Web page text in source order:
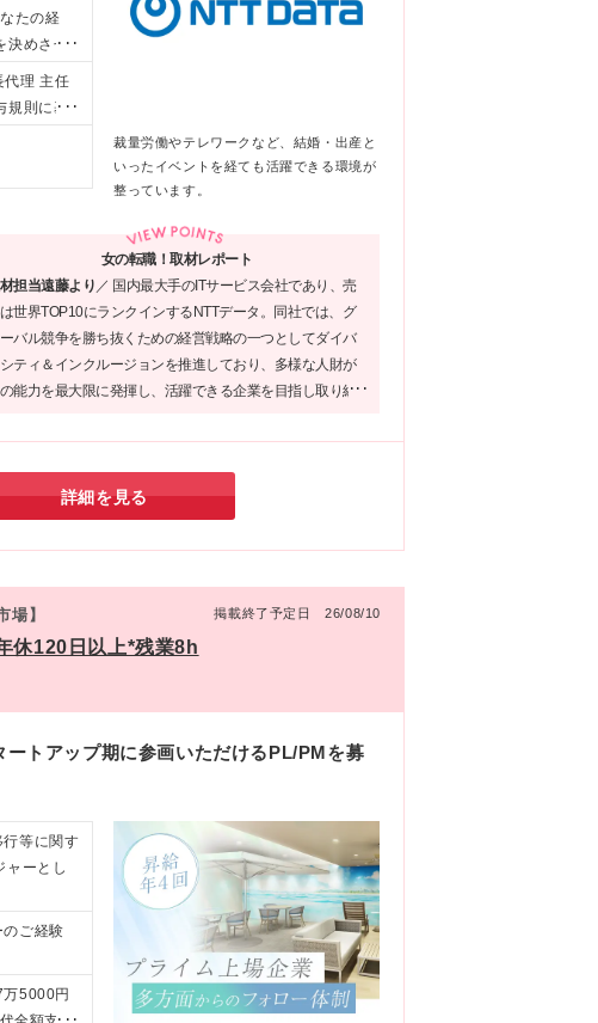
たの経
決めさせ
ション
すの
代理 主任
規則に基
裁量労働やテレワークなど、結婚・出産と
いったイベントを経ても活躍できる環境が
整っています。
女の転職！取材レポート
担当遠藤より ／ 国内最大手のITサービス会社であり、売
世界TOP10にランクインするNTTデータ。同社では、グ
バル競争を勝ち抜くための経営戦略の一つとしてダイバ
ティ＆インクルージョンを推進しており、多様な人財が
能力を最大限に発揮し、活躍できる企業を目指し取り組
きっとあなたも自分らしく働くことができるはずです。
詳細を見る
場】 掲載終了予定日 26/08/10
休120日以上*残業8h
トアップ期に参画いただけるPL/PMを募
等に関す
ャーとし
ご経験
5000円